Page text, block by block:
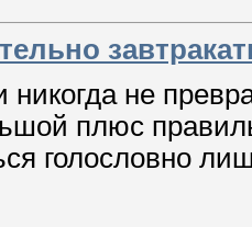
никогда не
плюс
голословно